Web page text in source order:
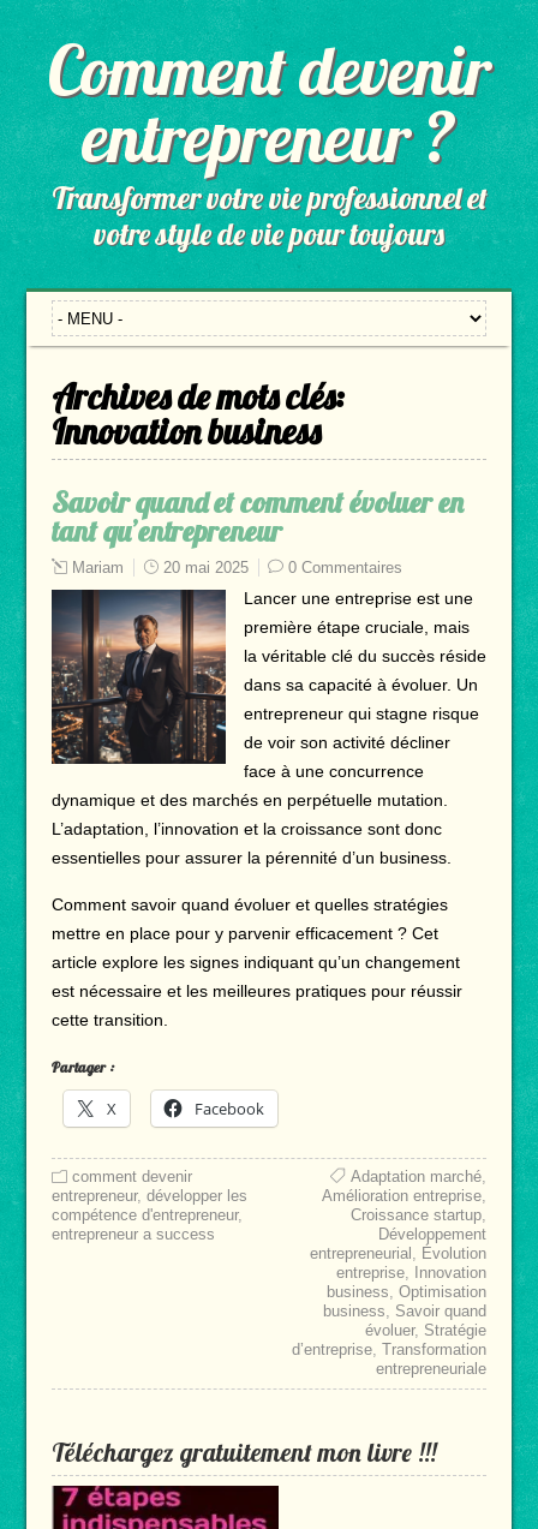
Comment devenir
entrepreneur ?
Transformer votre vie professionnel et
votre style de vie pour toujours
Archives de mots clés:
Innovation business
Savoir quand et comment évoluer en
tant qu’entrepreneur
Mariam 20 mai 2025 0 Commentaires
Lancer une entreprise est une
première étape cruciale, mais
la véritable clé du succès réside
dans sa capacité à évoluer. Un
entrepreneur qui stagne risque
de voir son activité décliner
face à une concurrence
dynamique et des marchés en perpétuelle mutation.
L’adaptation, l’innovation et la croissance sont donc
essentielles pour assurer la pérennité d’un business.
Comment savoir quand évoluer et quelles stratégies
mettre en place pour y parvenir efficacement ? Cet
article explore les signes indiquant qu’un changement
est nécessaire et les meilleures pratiques pour réussir
cette transition.
Partager :
X Facebook
comment devenir
entrepreneur, développer les
compétence d'entrepreneur,
entrepreneur a success
Adaptation marché,
Amélioration entreprise,
Croissance startup,
Développement
entrepreneurial , Évolution
entreprise,
Innovation
business,Optimisation
business, Savoir quand
évoluer, Stratégie
d’entreprise,Transformation
entrepreneuriale
Téléchargez gratuitement mon livre !!!